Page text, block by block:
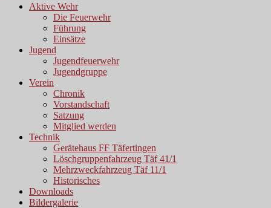
Aktive Wehr
Die Feuerwehr
Führung
Einsätze
Jugend
Jugendfeuerwehr
Jugendgruppe
Verein
Chronik
Vorstandschaft
Satzung
Mitglied werden
Technik
Gerätehaus FF Täfertingen
Löschgruppenfahrzeug Täf 41/1
Mehrzweckfahrzeug Täf 11/1
Historisches
Downloads
Bildergalerie